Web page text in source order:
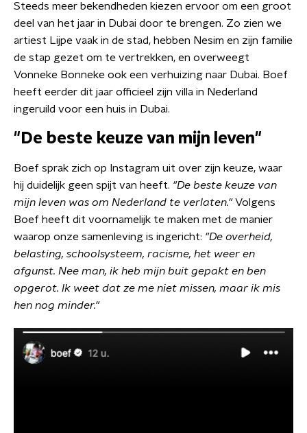
Steeds meer bekendheden kiezen ervoor om een groot
deel van het jaar in Dubai door te brengen. Zo zien we
artiest Lijpe vaak in de stad, hebben Nesim en zijn familie
de stap gezet om te vertrekken, en overweegt
Vonneke Bonneke ook een verhuizing naar Dubai. Boef
heeft eerder dit jaar officieel zijn villa in Nederland
ingeruild voor een huis in Dubai.
"De beste keuze van mijn leven"
Boef sprak zich op Instagram uit over zijn keuze, waar
hij duidelijk geen spijt van heeft. "De beste keuze van
mijn leven was om Nederland te verlaten."Volgens
Boef heeft dit voornamelijk te maken met de manier
waarop onze samenleving is ingericht: "De overheid,
belasting, schoolsysteem, racisme, het weer en
afgunst. Nee man, ik heb mijn buit gepakt en ben
opgerot. Ik weet dat ze me niet missen, maar ik mis
hen nog minder."